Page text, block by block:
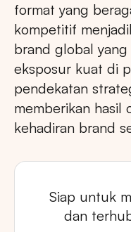
format yang
kompetitif
brand global
eksposur kuat di
pendekatan
memberikan hasil
kehadiran brand
Siap untuk
dan